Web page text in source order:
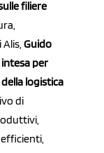
filiere
Guido
per
logistica
di